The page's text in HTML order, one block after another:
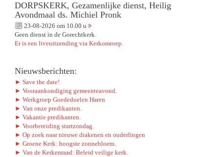
DORPSKERK, Gezamenlijke dienst, Heilig
Avondmaal ds. Michiel Pronk
23-08-2026 om 10.00 u
Geen dienst in de Gorechtkerk.
Er is een liveuitzending via Kerkomroep.
Nieuwsberichten:
► Save the date!
► Vooraankondiging gemeenteavond.
► Werkgroep Goededoelen Haren
► Van onze predikanten.
► Vakantie predikanten.
► Voorbereiding startzondag.
► Op zoek naar nieuwe diakenen en ouderlingen
► Groene Kerk: hoogste zonnebloem.
► Van de Kerkenraad: Beleid veilige kerk.